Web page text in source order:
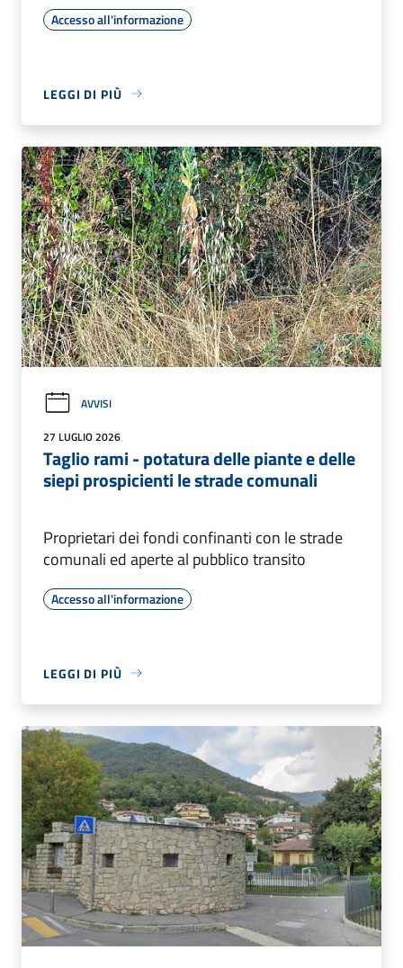
Accesso all'informazione
LEGGI DI PIÙ
AVVISI
27 LUGLIO 2026
Taglio rami - potatura delle piante e delle
siepi prospicienti le strade comunali
Proprietari dei fondi confinanti con le strade
comunali ed aperte al pubblico transito
Accesso all'informazione
LEGGI DI PIÙ